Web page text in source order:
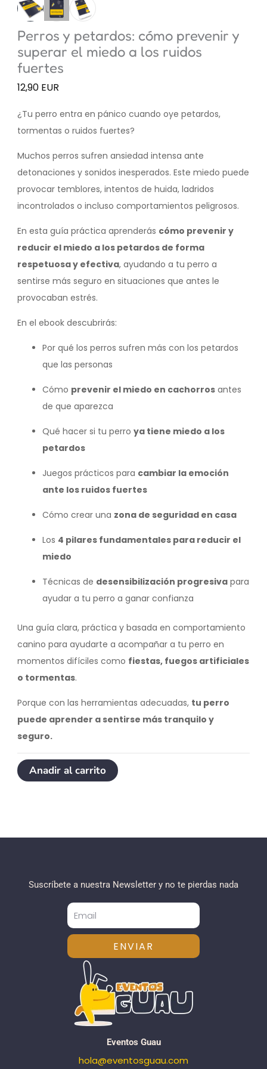
Perros y petardos: cómo prevenir y
superar el miedo a los ruidos
fuertes
12,90 EUR
¿Tu perro entra en pánico cuando oye petardos,
tormentas o ruidos fuertes?
Muchos perros sufren ansiedad intensa ante
detonaciones y sonidos inesperados. Este miedo puede
provocar temblores, intentos de huida, ladridos
incontrolados o incluso comportamientos peligrosos.
En esta guía práctica aprenderás cómo prevenir y
reducir el miedo a los petardos de forma
respetuosa y efectiva, ayudando a tu perro a
sentirse más seguro en situaciones que antes le
provocaban estrés.
En el ebook descubrirás:
Por qué los perros sufren más con los petardos
que las personas
Cómo prevenir el miedo en cachorros antes
de que aparezca
Qué hacer si tu perro ya tiene miedo a los
petardos
Juegos prácticos para cambiar la emoción
ante los ruidos fuertes
Cómo crear una zona de seguridad en casa
Los 4 pilares fundamentales para reducir el
miedo
Técnicas de desensibilización progresiva para
ayudar a tu perro a ganar confianza
Una guía clara, práctica y basada en comportamiento
canino para ayudarte a acompañar a tu perro en
momentos difíciles como fiestas, fuegos artificiales
o tormentas.
Porque con las herramientas adecuadas, tu perro
puede aprender a sentirse más tranquilo y
seguro.
Anadir al carrito
Suscríbete a nuestra Newsletter y no te pierdas nada
ENVIAR
Eventos Guau
hola@eventosguau.com